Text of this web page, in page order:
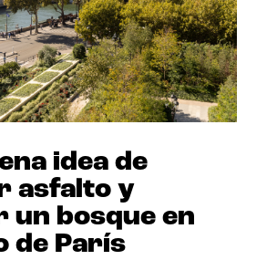
idea de
asfalto y
un bosque en
de París